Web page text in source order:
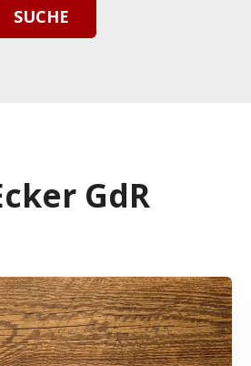
SUCHE
GdR